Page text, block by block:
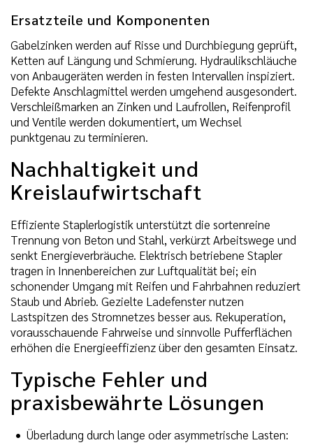
Ersatzteile und Komponenten
Gabelzinken werden auf Risse und Durchbiegung geprüft,
Ketten auf Längung und Schmierung. Hydraulikschläuche
von Anbaugeräten werden in festen Intervallen inspiziert.
Defekte Anschlagmittel werden umgehend ausgesondert.
Verschleißmarken an Zinken und Laufrollen, Reifenprofil
und Ventile werden dokumentiert, um Wechsel
punktgenau zu terminieren.
Nachhaltigkeit und
Kreislaufwirtschaft
Effiziente Staplerlogistik unterstützt die sortenreine
Trennung von Beton und Stahl, verkürzt Arbeitswege und
senkt Energieverbräuche. Elektrisch betriebene Stapler
tragen in Innenbereichen zur Luftqualität bei; ein
schonender Umgang mit Reifen und Fahrbahnen reduziert
Staub und Abrieb. Gezielte Ladefenster nutzen
Lastspitzen des Stromnetzes besser aus. Rekuperation,
vorausschauende Fahrweise und sinnvolle Pufferflächen
erhöhen die Energieeffizienz über den gesamten Einsatz.
Typische Fehler und
praxisbewährte Lösungen
Überladung durch lange oder asymmetrische Lasten: